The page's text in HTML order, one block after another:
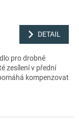
DETAIL
pro drobné
zesílení v přední
kompenzovat